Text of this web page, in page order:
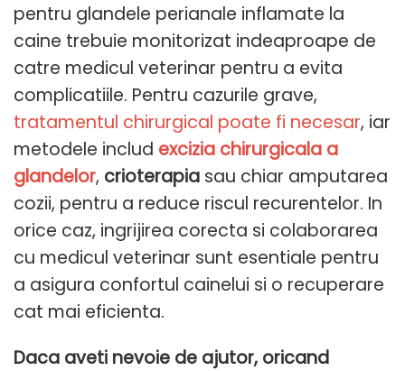
pentru glandele perianale inflamate la
caine trebuie monitorizat indeaproape de
catre medicul veterinar pentru a evita
complicatiile. Pentru cazurile grave,
tratamentul chirurgical poate fi necesar, iar
metodele includ excizia chirurgicala a
glandelor, crioterapia sau chiar amputarea
cozii, pentru a reduce riscul recurentelor. In
orice caz, ingrijirea corecta si colaborarea
cu medicul veterinar sunt esentiale pentru
a asigura confortul cainelui si o recuperare
cat mai eficienta.
Daca aveti nevoie de ajutor, oricand